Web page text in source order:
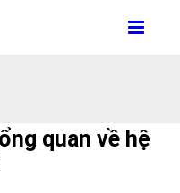
quan về hệ